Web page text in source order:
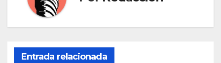
Entrada relacionada